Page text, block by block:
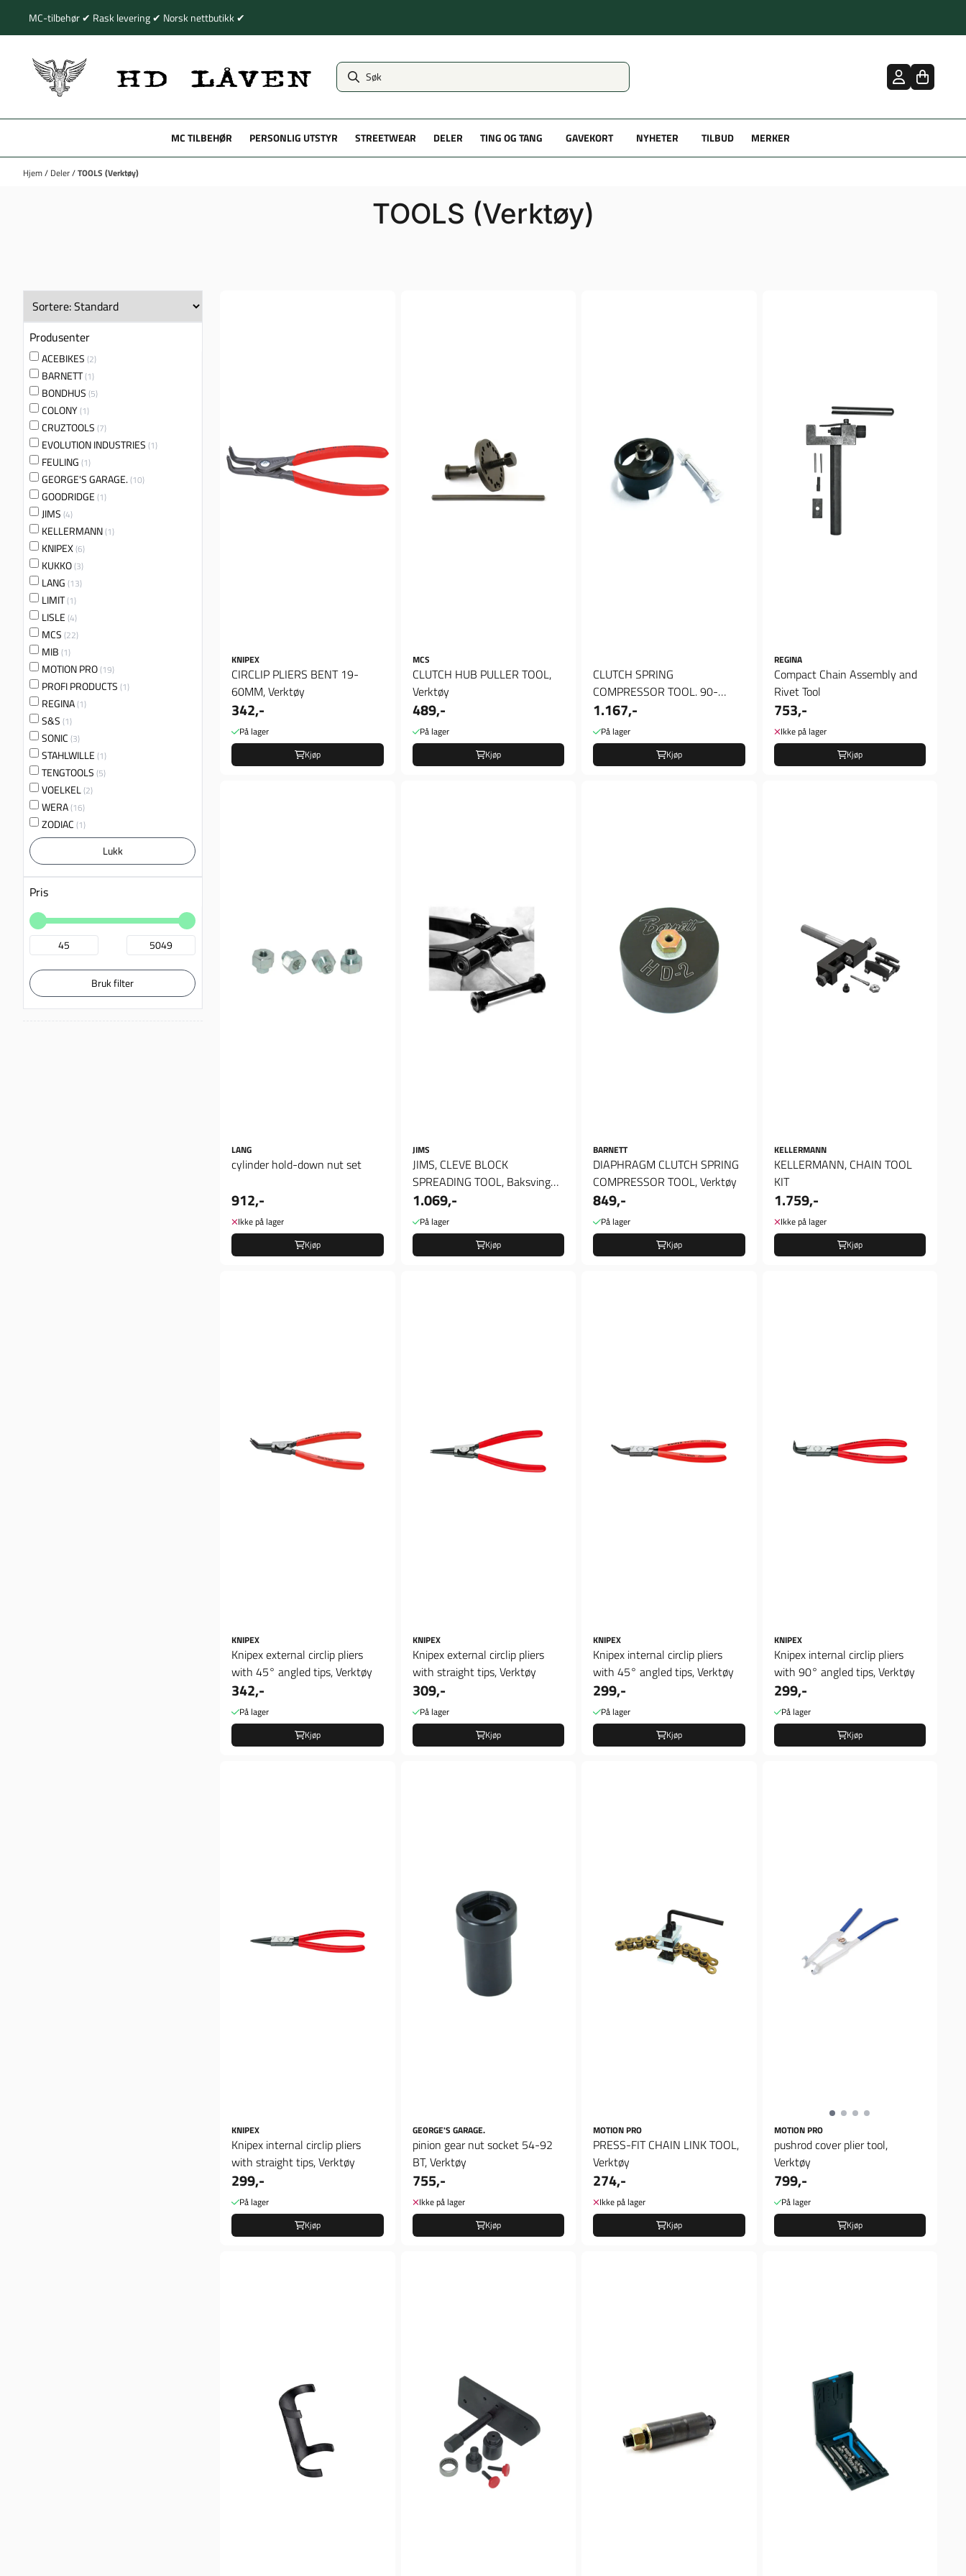
Hopp til innhold
MC-tilbehør ✔ Rask levering ✔ Norsk nettbutikk ✔
MC TILBEHØR PERSONLIG UTSTYR STREETWEAR DELER TING OG TANG GAVEKORT NYHETER TILBUD MERKER
Hjem/ Deler/TOOLS (Verktøy)
TOOLS (Verktøy)
Produsenter
ACEBIKES (2)
BARNETT(1)
BONDHUS (5)
COLONY(1)
CRUZTOOLS (7)
EVOLUTION INDUSTRIES (1)
FEULING (1)
GEORGE'S GARAGE.(10)
GOODRIDGE (1)
JIMS (4)
KELLERMANN(1)
KNIPEX(6)
KUKKO(3)
LANG (13)
LIMIT(1)
LISLE (4)
MCS (22)
MIB (1)
MOTION PRO(19)
PROFI PRODUCTS (1)
REGINA(1)
S&S (1)
SONIC (3)
STAHLWILLE (1)
TENGTOOLS (5)
VOELKEL(2)
WERA(16)
ZODIAC (1)
Lukk
Pris
Bruk filter
KNIPEX
CIRCLIP PLIERS BENT 19-
60MM, Verktøy
342,-
På lager
Kjøp
MCS
CLUTCH HUB PULLER TOOL,
Verktøy
489,-
På lager
Kjøp
CLUTCH SPRING
COMPRESSOR TOOL. 90-
97(NU)B.T.; 91-20 XL; 95-01,
Clutch ...
1.167,-
På lager
Kjøp
REGINA
Compact Chain Assembly and
Rivet Tool
753,-
Ikke på lager
Kjøp
LANG
cylinder hold-down nut set
912,-
Ikke på lager
Kjøp
JIMS
JIMS, CLEVE BLOCK
SPREADING TOOL, Baksving
Verktøy
1.069,-
På lager
Kjøp
BARNETT
DIAPHRAGM CLUTCH SPRING
COMPRESSOR TOOL, Verktøy
849,-
På lager
Kjøp
KELLERMANN
KELLERMANN, CHAIN TOOL
KIT
1.759,-
Ikke på lager
Kjøp
KNIPEX
Knipex external circlip pliers
with 45° angled tips, Verktøy
342,-
På lager
Kjøp
KNIPEX
Knipex external circlip pliers
with straight tips, Verktøy
309,-
På lager
Kjøp
KNIPEX
Knipex internal circlip pliers
with 45° angled tips, Verktøy
299,-
På lager
Kjøp
KNIPEX
Knipex internal circlip pliers
with 90° angled tips, Verktøy
299,-
På lager
Kjøp
KNIPEX
Knipex internal circlip pliers
with straight tips, Verktøy
299,-
På lager
Kjøp
GEORGE'S GARAGE.
pinion gear nut socket 54-92
BT, Verktøy
755,-
Ikke på lager
Kjøp
MOTION PRO
PRESS-FIT CHAIN LINK TOOL,
Verktøy
274,-
Ikke på lager
Kjøp
MOTION PRO
pushrod cover plier tool,
Verktøy
799,-
På lager
Kjøp